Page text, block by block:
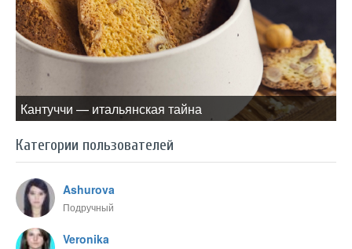
Кантуччи — итальянская тайна
Категории пользователей
Ashurova
Подручный
Veronika